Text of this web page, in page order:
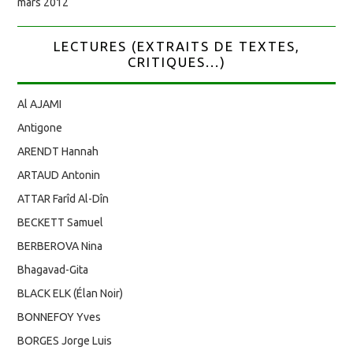
LECTURES (EXTRAITS DE TEXTES,
CRITIQUES...)
Al AJAMI
Antigone
ARENDT Hannah
ARTAUD Antonin
ATTAR Farîd Al-Dîn
BECKETT Samuel
BERBEROVA Nina
Bhagavad-Gita
BLACK ELK (Élan Noir)
BONNEFOY Yves
BORGES Jorge Luis